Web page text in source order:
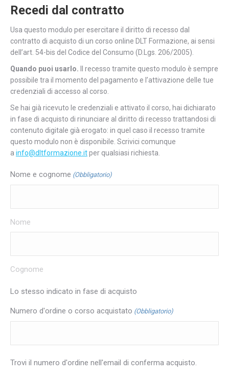
Recedi dal contratto
Usa questo modulo per esercitare il diritto di recesso dal
contratto di acquisto di un corso online DLT Formazione, ai sensi
dell’art. 54-bis del Codice del Consumo (D.Lgs. 206/2005).
Quando puoi usarlo. Il recesso tramite questo modulo è sempre
possibile tra il momento del pagamento e l’attivazione delle tue
credenziali di accesso al corso.
Se hai già ricevuto le credenziali e attivato il corso, hai dichiarato
in fase di acquisto di rinunciare al diritto di recesso trattandosi di
contenuto digitale già erogato: in quel caso il recesso tramite
questo modulo non è disponibile. Scrivici comunque
a info@dltformazione.itper qualsiasi richiesta.
Nome e cognome (Obbligatorio)
Nome
Cognome
Lo stesso indicato in fase di acquisto
Numero d'ordine o corso acquistato (Obbligatorio)
Trovi il numero d'ordine nell'email di conferma acquisto.